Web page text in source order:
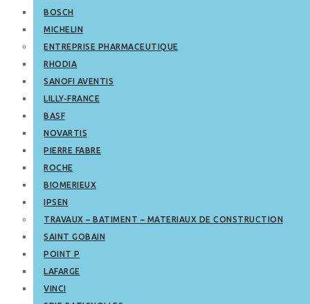
BOSCH
MICHELIN
ENTREPRISE PHARMACEUTIQUE
RHODIA
SANOFI AVENTIS
LILLY-FRANCE
BASF
NOVARTIS
PIERRE FABRE
ROCHE
BIOMERIEUX
IPSEN
TRAVAUX – BATIMENT – MATERIAUX DE CONSTRUCTION
SAINT GOBAIN
POINT P
LAFARGE
VINCI